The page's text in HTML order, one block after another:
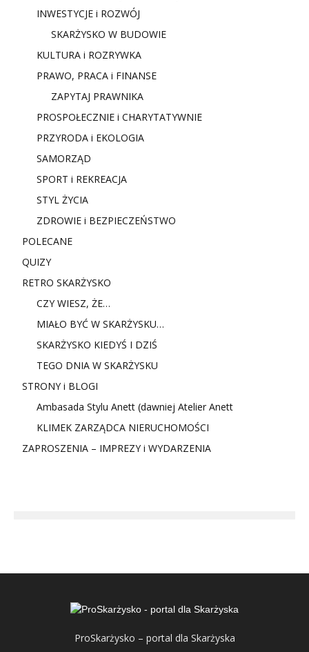
INWESTYCJE i ROZWÓJ
SKARŻYSKO W BUDOWIE
KULTURA i ROZRYWKA
PRAWO, PRACA i FINANSE
ZAPYTAJ PRAWNIKA
PROSPOŁECZNIE i CHARYTATYWNIE
PRZYRODA i EKOLOGIA
SAMORZĄD
SPORT i REKREACJA
STYL ŻYCIA
ZDROWIE i BEZPIECZEŃSTWO
POLECANE
QUIZY
RETRO SKARŻYSKO
CZY WIESZ, ŻE…
MIAŁO BYĆ W SKARŻYSKU…
SKARŻYSKO KIEDYŚ I DZIŚ
TEGO DNIA W SKARŻYSKU
STRONY i BLOGI
Ambasada Stylu Anett (dawniej Atelier Anett
KLIMEK ZARZĄDCA NIERUCHOMOŚCI
ZAPROSZENIA – IMPREZY i WYDARZENIA
ProSkarżysko – portal dla Skarżyska